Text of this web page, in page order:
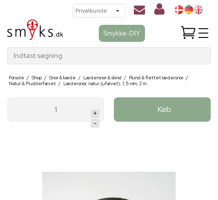
Smykke-DIY
Indtast søgning
Forside / Shop / Snor & kæde / Lædersnor & skind / Rund & flettet lædersnor /
Natur & Pudderfarvet / Lædersnor, natur (ufarvet), 1,5 mm, 2 m
+
-
Køb